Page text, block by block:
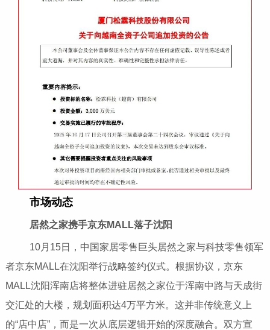
市场动态
居然之家携手京东MALL落子沈阳
10月15日，中国家居零售巨头居然之家与科技零售领军
者京东MALL在沈阳举行战略签约仪式。根据协议，京东
MALL沈阳浑南店将整体进驻居然之家位于浑南中路与天成街
交汇处的大楼，规划面积达4万平方米。这并非传统意义上
的“店中店”，而是一次从底层逻辑开始的深度融合。双方宣